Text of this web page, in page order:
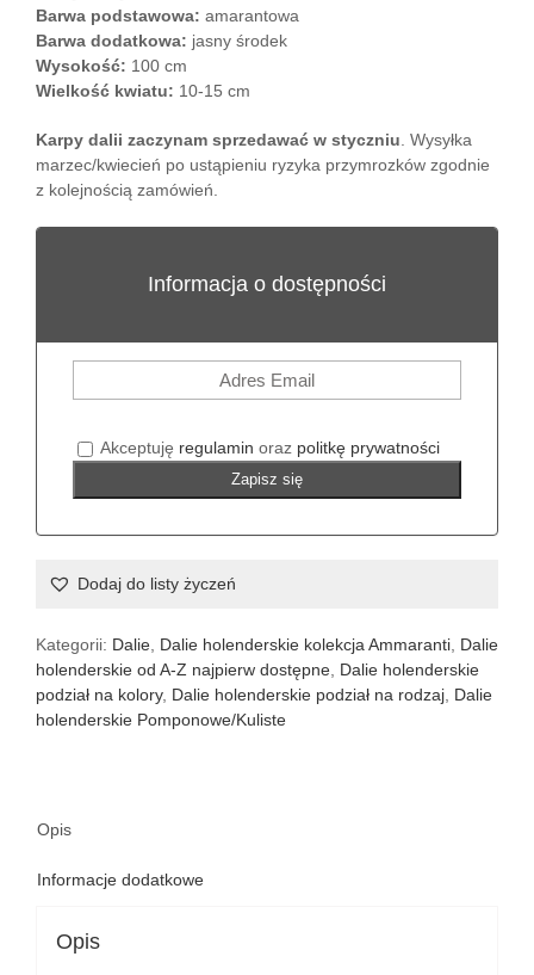
Barwa podstawowa: amarantowa
Barwa dodatkowa: jasny środek
Wysokość: 100 cm
Wielkość kwiatu: 10-15 cm
Karpy dalii zaczynam sprzedawać w styczniu . Wysyłka
marzec/kwiecień po ustąpieniu ryzyka przymrozków zgodnie
z kolejnością zamówień.
Informacja o dostępności
Akceptuję regulamin oraz politkę prywatności
Zapisz się
Dodaj do listy życzeń
Kategorii: Dalie Dalie holenderskie kolekcja Ammaranti Dalie
holenderskie od A-Z najpierw dostępne Dalie holenderskie
podział na kolory, Dalie holenderskie podział na rodzaj Dalie
holenderskie Pomponowe/Kuliste
Opis
Informacje dodatkowe
Opis